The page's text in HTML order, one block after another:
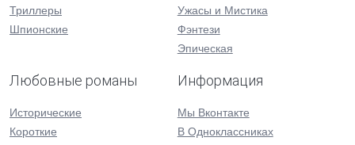
Триллеры
Шпионские
Ужасы и Мистика
Фэнтези
Эпическая
Любовные романы
Исторические
Короткие
Информация
Мы Вконтакте
В Одноклассниках